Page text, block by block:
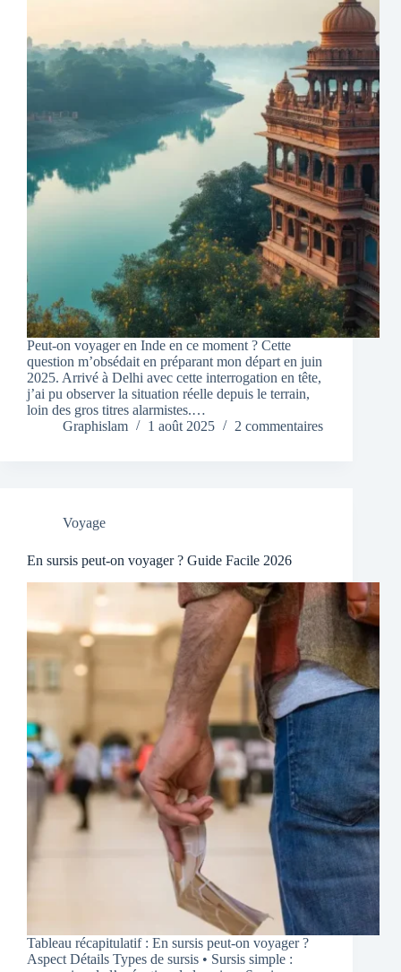
Peut-on voyager en Inde en ce moment ? Cette
question m’obsédait en préparant mon départ en juin
2025. Arrivé à Delhi avec cette interrogation en tête,
j’ai pu observer la situation réelle depuis le terrain,
loin des gros titres alarmistes.…
Graphislam
1 août 2025 2 commentaires
Voyage
En sursis peut-on voyager ? Guide Facile 2026
Tableau récapitulatif : En sursis peut-on voyager ?
Aspect Détails Types de sursis • Sursis simple :